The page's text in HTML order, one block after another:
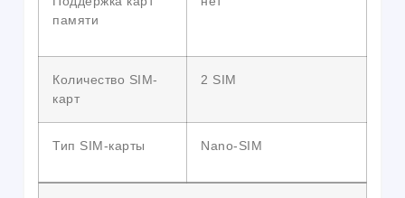
памяти
Количество SIM-
карт
2 SIM
Тип SIM-карты Nano-SIM